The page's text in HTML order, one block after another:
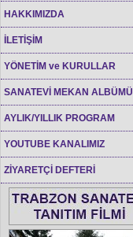
HAKKIMIZDA
İLETİŞİM
YÖNETİM ve KURULLAR
SANATEVİ MEKAN ALBÜMÜ
AYLIK/YILLIK PROGRAM
YOUTUBE KANALIMIZ
ZİYARETÇİ DEFTERİ